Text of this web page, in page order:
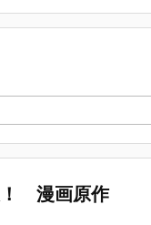
インタビューを受け
」というく…
ビューを受けました。「漫
所が、「子供を殺してくださ
！ 漫画原作